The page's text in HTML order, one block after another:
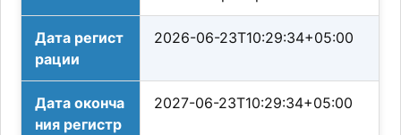
Дата регист
рации
2026-06-23T10:29:34+05:00
Дата оконча
ния регистр
2027-06-23T10:29:34+05:00